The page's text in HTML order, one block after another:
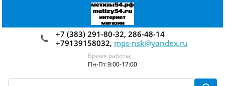
+7 (383) 291-80-32, 286-48-14
+79139158032, mps-nsk@yandex.ru
Время работы:
Пн-Пт 9:00-17:00